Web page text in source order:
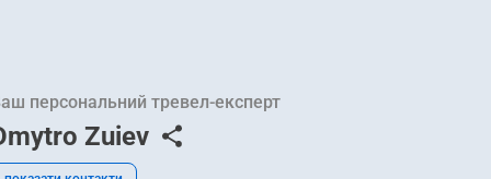
персональний тревел-експерт
Zuiev